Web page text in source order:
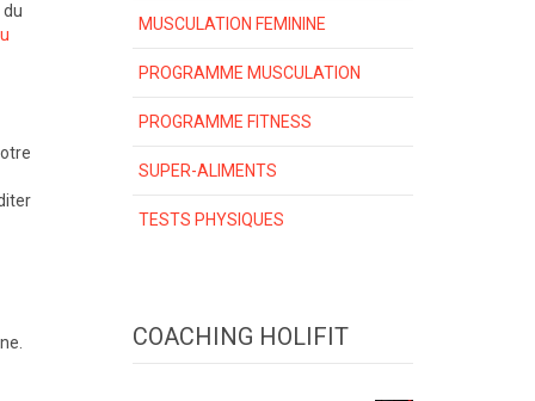
MUSCULATION FEMININE
PROGRAMME MUSCULATION
PROGRAMME FITNESS
SUPER-ALIMENTS
TESTS PHYSIQUES
COACHING HOLIFIT